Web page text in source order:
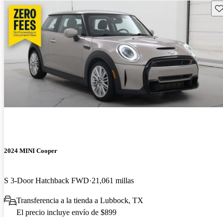
2024 MINI Cooper
S 3-Door Hatchback FWD 21,061 millas
Transferencia a la tienda a Lubbock, TX
El precio incluye envío de $899